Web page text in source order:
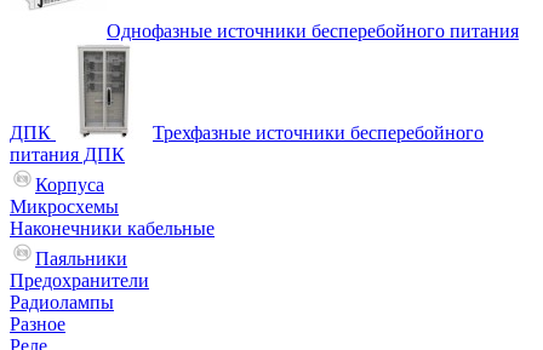
Однофазные источники бесперебойного питания
ДПК
Трехфазные источники бесперебойного
питания ДПК
Корпуса
Микросхемы
Наконечники кабельные
Паяльники
Предохранители
Радиолампы
Разное
Реле